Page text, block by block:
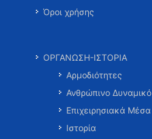
Όροι χρήσης
ΟΡΓΑΝΩΣΗ-ΙΣΤΟΡΙΑ
Αρμοδιότητες
Ανθρώπινο Δυναμικό
Επιχειρησιακά Μέσα
Ιστορία